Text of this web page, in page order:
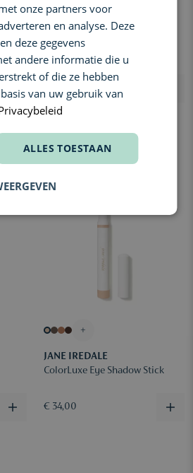
Potloodslijper
+
JANE IREDALE
ColorLuxe Eye Shadow Stick
€ 34,00
onze partners voor
en analyse. Deze
deze gegevens
andere informatie die u
of die ze hebben
van uw gebruik van
ALLES TOESTAAN